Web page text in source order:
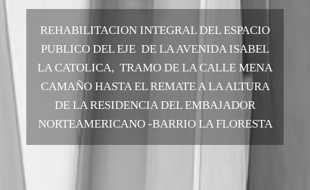
REHABILITACION INTEGRAL DEL ESPACIO
PUBLICO DEL EJE DE LA AVENIDA ISABEL
LA CATOLICA, TRAMO DE LA CALLE MENA
CAMAÑO HASTA EL REMATE A LA ALTURA
DE LA RESIDENCIA DEL EMBAJADOR
NORTEAMERICANO -BARRIO LA FLORESTA